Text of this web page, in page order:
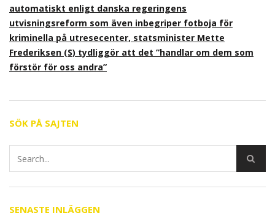
automatiskt enligt danska regeringens
utvisningsreform som även inbegriper fotboja för
kriminella på utresecenter, statsminister Mette
Frederiksen (S) tydliggör att det ”handlar om dem som
förstör för oss andra”
SÖK PÅ SAJTEN
SENASTE INLÄGGEN